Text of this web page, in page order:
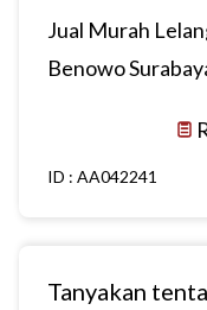
Jual Murah
Benowo
ID : AA042241
Tanyakan